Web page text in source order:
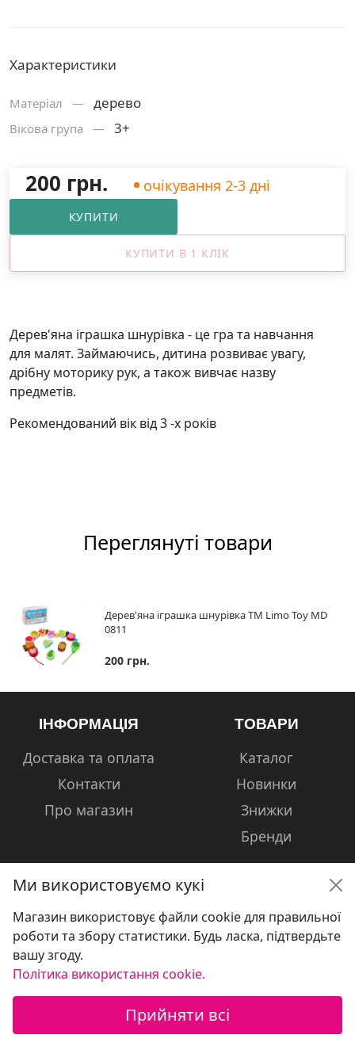
Характеристики
Матерiал — дерево
Вікова група — 3+
200 грн. очікування 2-3 дні
КУПИТИ
КУПИТИ В 1 КЛІК
Дерев'яна іграшка шнурівка - це гра та навчання
для малят. Займаючись, дитина розвиває увагу,
дрібну моторику рук, а також вивчає назву
предметів.
Рекомендований вік від 3 -х років
Переглянуті товари
Дерев'яна іграшка шнурiвка ТМ Limo Toy MD
0811
200 грн.
ІНФОРМАЦІЯ
Доставка та оплата
Контакти
Про магазин
ТОВАРИ
Каталог
Новинки
Знижки
Бренди
КОНТАКТИ
Україна, м. Харків, вул. Сумська, 124
Ми використовуємо кукі
Магазин використовує файли cookie для правильної
роботи та збору статистики. Будь ласка, підтвердьте
вашу згоду.
Політика використання cookie.
Прийняти всі